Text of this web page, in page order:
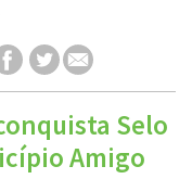
Selo
Amigo